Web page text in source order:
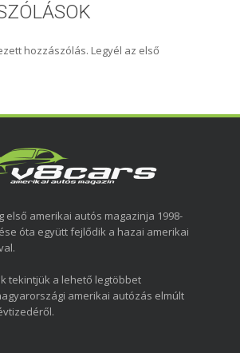
hozzászólás. Legyél az első
első amerikai autós magazinja 1998-
óta együtt fejlődik a hazai amerikai
tekintjük a lehető legtöbbet
amerikai autózás elmúlt